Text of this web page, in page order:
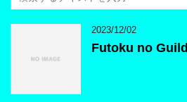
2023/12/02
Futoku no Guild